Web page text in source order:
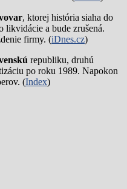
, ktorej história siaha do
likvidácie a bude zrušená.
firmy. (iDnes.cz)
republiku, druhú
po roku 1989. Napokon
(Index)